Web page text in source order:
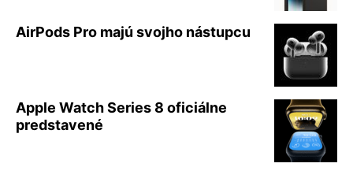
AirPods Pro majú svojho nástupcu
Apple Watch Series 8 oficiálne
predstavené